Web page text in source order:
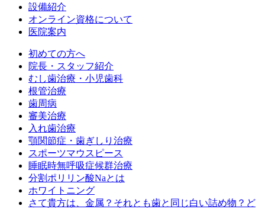
設備紹介
オンライン資格について
医院案内
初めての方へ
院長・スタッフ紹介
むし歯治療・小児歯科
根管治療
歯周病
審美治療
入れ歯治療
顎関節症・歯ぎしり治療
スポーツマウスピース
睡眠時無呼吸症候群治療
分割ポリリン酸Naとは
ホワイトニング
さて貴方は、金属？それとも歯と同じ白い詰め物？ど